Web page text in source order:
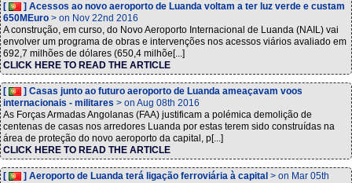
[
] Acessos ao novo aeroporto de Luanda voltam a ter luz verde e custam
650MEuro > on Nov 22nd 2016
A construção, em curso, do Novo Aeroporto Internacional de Luanda (NAIL) vai
envolver um programa de obras e intervenções nos acessos viários avaliado em
692,7 milhões de dólares (650,4 milhõe[...]
CLICK HERE TO READ THE ARTICLE
[
] Casas junto ao futuro aeroporto de Luanda ameaçavam voos
internacionais - militares > on Aug 08th 2016
As Forças Armadas Angolanas (FAA) justificam a polémica demolição de
centenas de casas nos arredores Luanda por estas terem sido construídas na
área de proteção do novo aeroporto da capital, p[...]
CLICK HERE TO READ THE ARTICLE
[ ] Aeroporto de Luanda terá ligação ferroviária à capital > on Mar 05th